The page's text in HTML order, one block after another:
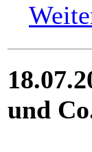
und